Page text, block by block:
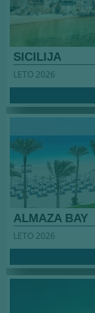
SICILIJA
LETO 2026
ALMAZA BAY
LETO 2026